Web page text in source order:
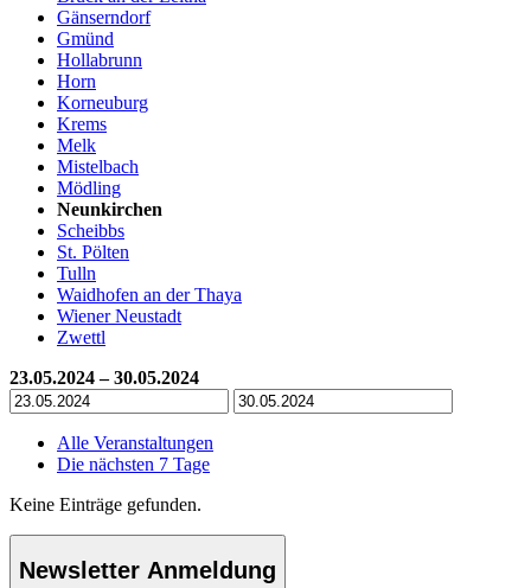
Gänserndorf
Gmünd
Hollabrunn
Horn
Korneuburg
Krems
Melk
Mistelbach
Mödling
Neunkirchen
Scheibbs
St. Pölten
Tulln
Waidhofen an der Thaya
Wiener Neustadt
Zwettl
23.05.2024 – 30.05.2024
Alle Veranstaltungen
Die nächsten 7 Tage
Keine Einträge gefunden.
Newsletter Anmeldung